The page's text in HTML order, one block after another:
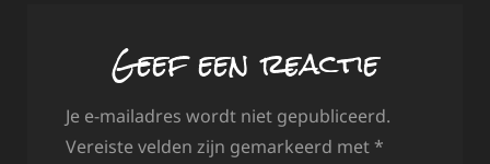
Geef een reactie
Je e-mailadres wordt niet gepubliceerd.
Vereiste velden zijn gemarkeerd met *